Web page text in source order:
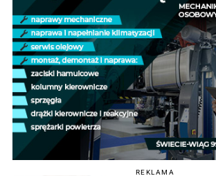
REKLAMA